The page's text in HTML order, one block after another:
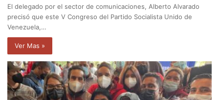
El delegado por el sector de comunicaciones, Alberto Alvarado
precisó que este V Congreso del Partido Socialista Unido de
Venezuela,…
Ver Mas »